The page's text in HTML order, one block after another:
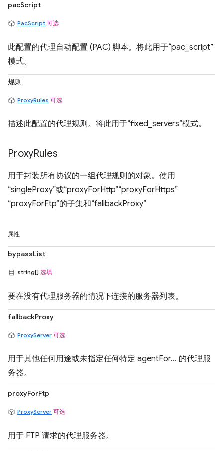
pacScript
PacScript 可选
此配置的代理自动配置 (PAC) 脚本。将此用于“pac_script”
模式。
规则
ProxyRules 可选
描述此配置的代理规则。将此用于“fixed_servers”模式。
ProxyRules
用于封装所有协议的一组代理规则的对象。使用
“singleProxy”或“proxyForHttp”“proxyForHttps”
“proxyForFtp”的子集和“fallbackProxy”
属性
bypassList
string[] 选填
要在没有代理服务器的情况下连接的服务器列表。
fallbackProxy
ProxyServer 可选
用于其他任何用途或未指定任何特定 agentFor... 的代理服
务器。
proxyForFtp
ProxyServer 可选
用于 FTP 请求的代理服务器。